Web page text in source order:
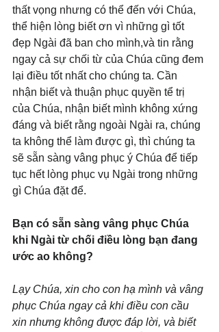
thất vọng nhưng có thể đến với Chúa,
thể hiện lòng biết ơn vì những gì tốt
đẹp Ngài đã ban cho mình,và tin rằng
ngay cả sự chối từ của Chúa cũng đem
lại điều tốt nhất cho chúng ta. Cần
nhận biết và thuận phục quyền tể trị
của Chúa, nhận biết mình không xứng
đáng và biết rằng ngoài Ngài ra, chúng
ta không thể làm được gì, thì chúng ta
sẽ sẵn sàng vâng phục ý Chúa để tiếp
tục hết lòng phục vụ Ngài trong những
gì Chúa đặt để.
Bạn có sẵn sàng vâng phục Chúa
khi Ngài từ chối điều lòng bạn đang
ước ao không?
Lạy Chúa, xin cho con hạ mình và vâng
phục Chúa ngay cả khi điều con cầu
xin nhưng không được đáp lời, và biết